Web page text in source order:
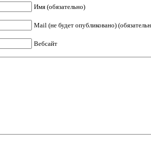
Имя (обязательно)
Mail (не будет опубликовано)
Вебсайт